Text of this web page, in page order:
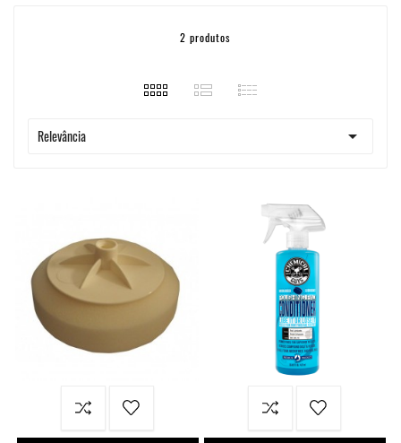
2 produtos
Relevância 